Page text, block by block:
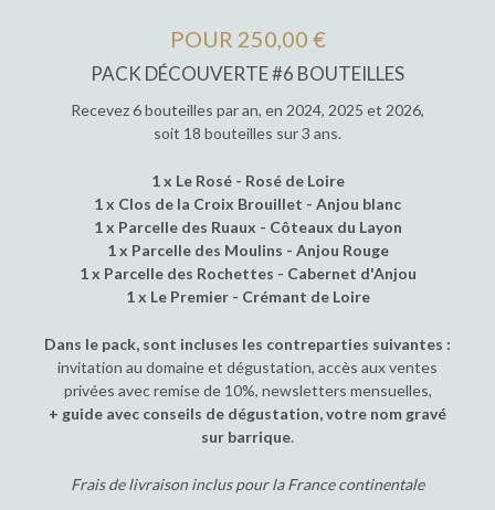
POUR 250,00 €
PACK DÉCOUVERTE #6 BOUTEILLES
Recevez 6 bouteilles par an, en 2024, 2025 et 2026,
soit 18 bouteilles sur 3 ans.
1 x Le Rosé - Rosé de Loire
1 x Clos de la Croix Brouillet - Anjou blanc
1 x Parcelle des Ruaux - Côteaux du Layon
1 x Parcelle des Moulins - Anjou Rouge
1 x Parcelle des Rochettes - Cabernet d'Anjou
1 x Le Premier - Crémant de Loire
Dans le pack, sont incluses les contreparties suivantes :
invitation au domaine et dégustation, accès aux ventes
privées avec remise de 10%, newsletters mensuelles,
+ guide avec conseils de dégustation, votre nom gravé
sur barrique.
Frais de livraison inclus pour la France continentale